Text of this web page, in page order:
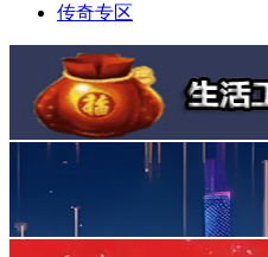
传奇专区